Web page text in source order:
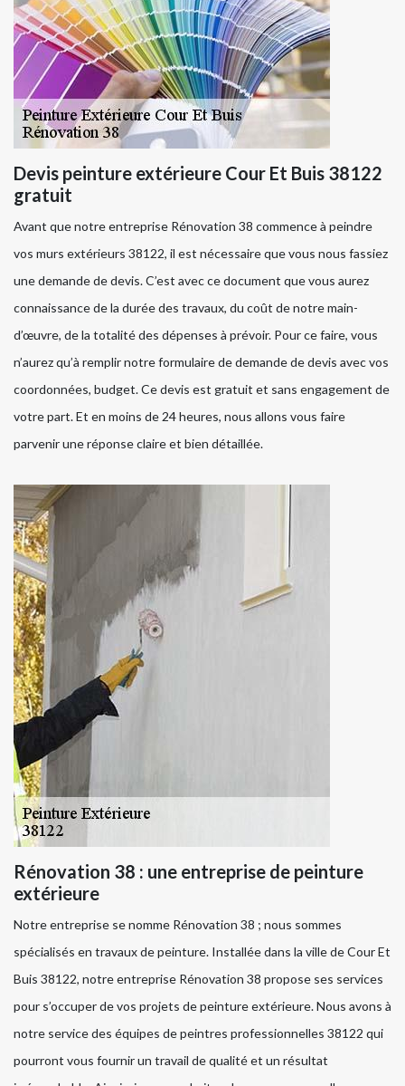
Devis peinture extérieure Cour Et Buis 38122
gratuit
Avant que notre entreprise Rénovation 38 commence à peindre
vos murs extérieurs 38122, il est nécessaire que vous nous fassiez
une demande de devis. C’est avec ce document que vous aurez
connaissance de la durée des travaux, du coût de notre main-
d’œuvre, de la totalité des dépenses à prévoir. Pour ce faire, vous
n’aurez qu’à remplir notre formulaire de demande de devis avec vos
coordonnées, budget. Ce devis est gratuit et sans engagement de
votre part. Et en moins de 24 heures, nous allons vous faire
parvenir une réponse claire et bien détaillée.
Rénovation 38 : une entreprise de peinture
extérieure
Notre entreprise se nomme Rénovation 38 ; nous sommes
spécialisés en travaux de peinture. Installée dans la ville de Cour Et
Buis 38122, notre entreprise Rénovation 38 propose ses services
pour s’occuper de vos projets de peinture extérieure. Nous avons à
notre service des équipes de peintres professionnelles 38122 qui
pourront vous fournir un travail de qualité et un résultat